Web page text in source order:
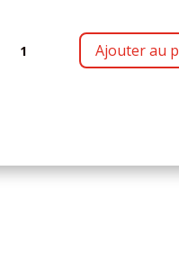
Ajouter au